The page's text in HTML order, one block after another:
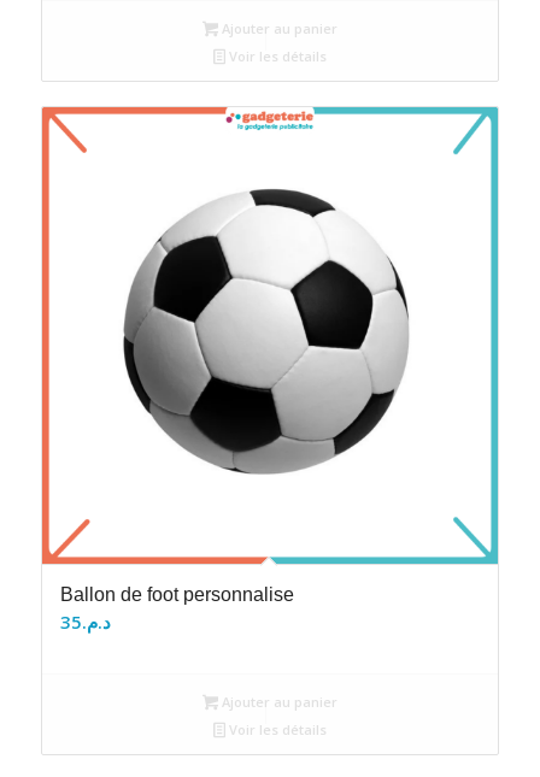
Ajouter au panier
Voir les détails
Ballon de foot personnalise
د.م.35
Ajouter au panier
Voir les détails